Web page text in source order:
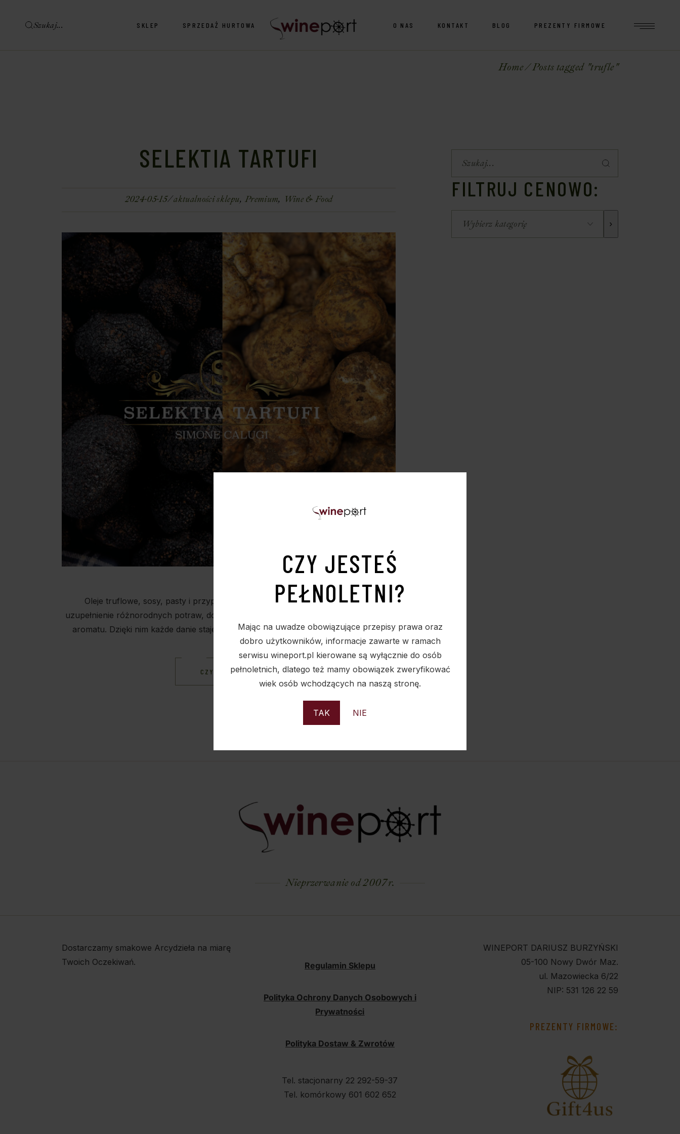
CZY JESTEŚ
PEŁNOLETNI?
Mając na uwadze obowiązujące przepisy prawa oraz
dobro użytkowników, informacje zawarte w ramach
serwisu wineport.pl kierowane są wyłącznie do osób
pełnoletnich, dlatego też mamy obowiązek zweryfikować
wiek osób wchodzących na naszą stronę.
TAK NIE
SKLEP SPRZEDAŻ HURTOWA O NAS KONTAKT BLOG PREZENTY FIRMOWE
Sklep Wina & Alkohole
Home Posts tagged "trufle"
SELEKTIA TARTUFI
2024-05-15 aktualności sklepu Premium Wine & Food
Oleje truflowe, sosy, pasty i przyprawy Selektia Tartufi stanowią doskonałe
uzupełnienie różnorodnych potraw, dodając im wyjątkowego charakteru i głębokiego
aromatu. Dzięki nim każde danie staje się wyjątkowe i niezapomniane dla podniebi
CZYTAJ WIĘCEJ
FILTRUJ CENOWO:
Nieprzerwanie od 2007 r.
Dostarczamy smakowe Arcydzieła na miarę
Twoich Oczekiwań.
Regulamin Sklepu
Polityka Ochrony Danych Osobowych i
Prywatności
Polityka Dostaw & Zwrotów
Tel. stacjonarny 22 292-59-37
Tel. komórkowy 601 602 652
WINEPORT DARIUSZ BURZYŃSKI
05-100 Nowy Dwór Maz.
ul. Mazowiecka 6/22
NIP: 531 126 22 59
PREZENTY FIRMOWE: